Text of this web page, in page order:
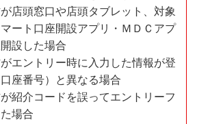
店頭窓口や店頭タブレット、対象
ート口座開設アプリ・ＭＤＣアプ
設した場合
エントリー時に入力した情報が登
座番号）と異なる場合
紹介コードを誤ってエントリーフ
場合